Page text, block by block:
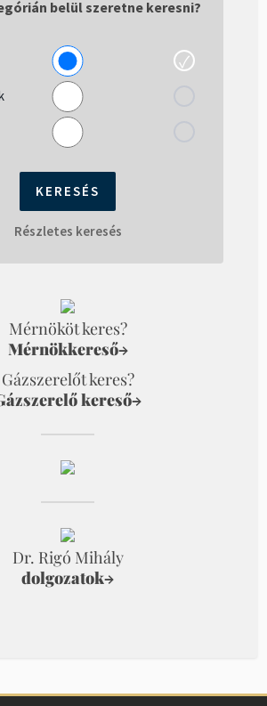
belül szeretne keresni?
Részletes keresés
Mérnököt keres?
Mérnökkereső→
Gázszerelőt keres?
kereső→
Dr. Rigó Mihály
dolgozatok→